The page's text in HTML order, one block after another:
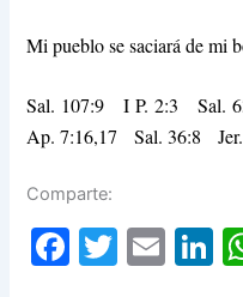
Mi pueblo se saciará de mi
Sal. 107:9 I P. 2:3 Sal.
Ap. 7:16,17 Sal. 36:8
Comparte:
F
T
E